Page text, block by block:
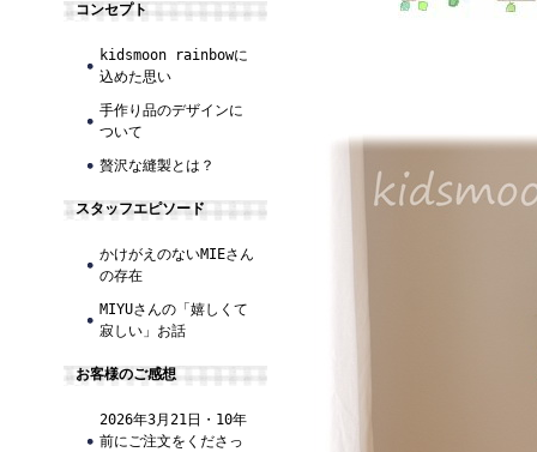
コンセプト
kidsmoon rainbowに
込めた思い
手作り品のデザインに
ついて
贅沢な縫製とは？
スタッフエピソード
かけがえのないMIEさん
の存在
MIYUさんの「嬉しくて
寂しい」お話
お客様のご感想
2026年3月21日・10年
前にご注文をくださっ